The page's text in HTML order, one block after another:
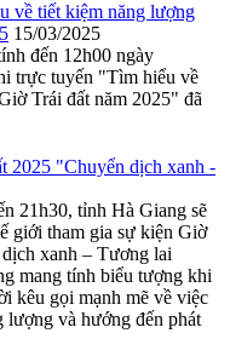
về tiết kiệm năng lượng
15/03/2025
đến 12h00 ngày
trực tuyến "Tìm hiểu về
Trái đất năm 2025" đã
2025 "Chuyển dịch xanh -
21h30, tỉnh Hà Giang sẽ
giới tham gia sự kiện Giờ
xanh – Tương lai
mang tính biểu tượng khi
kêu gọi mạnh mẽ về việc
lượng và hướng đến phát